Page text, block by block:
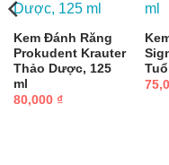
Kem Đánh Răng
Prokudent Krauter
Thảo Dược, 125
ml
80,000 ₫